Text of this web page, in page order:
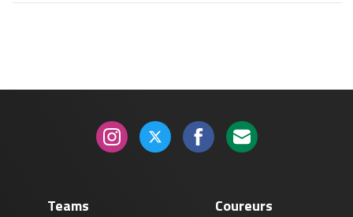
Teams Coureurs